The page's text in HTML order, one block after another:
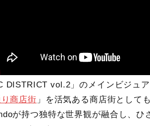
DISTRICT vol.2」のメインビジュ
商店街 」を活気ある商店街として
が持つ独特な世界観が融合し、ひ